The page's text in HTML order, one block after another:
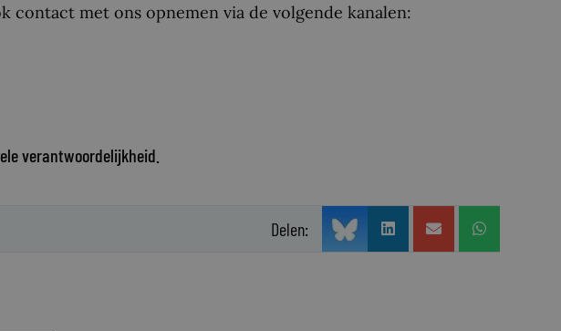
contact met ons opnemen via de volgende kanalen:
verantwoordelijkheid.
Delen: